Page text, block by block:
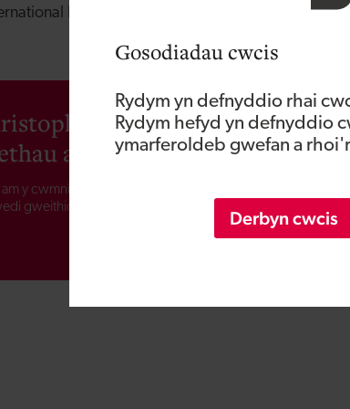
Gosodiadau cwcis
Rydym yn defnyddio rhai
Rydym hefyd yn defnyddio
ymarferoldeb gwefan a
Derbyn cwcis
Banking'| i mi.
achos
y cwmnïau y mae Jack
gweithio â nhw.
Jack
a’r
wybod
eu mynychu.